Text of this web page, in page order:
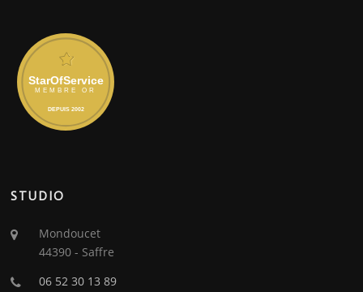
STUDIO
Mondoucet
44390 - Saffre
06 52 30 13 89